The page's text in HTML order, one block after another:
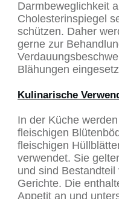
Darmbeweglichkeit
Cholesterinspiegel
schützen. Daher
gerne zur
Blähungen
Kulinarische
In der Küche
fleischigen
fleischigen
verwendet. Sie
und sind
Gerichte. Die
Appetit an und